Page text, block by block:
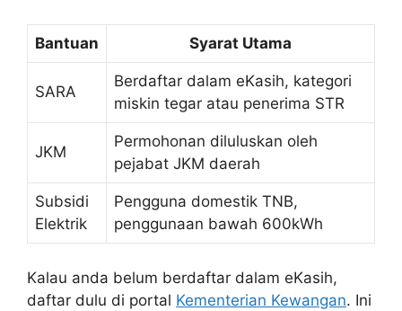
Bantuan Syarat Utama
SARA
Berdaftar dalam eKasih, kategori
miskin tegar atau penerima STR
JKM
Permohonan diluluskan oleh
pejabat JKM daerah
Subsidi
Elektrik
Pengguna domestik TNB,
penggunaan bawah 600kWh
Kalau anda belum berdaftar dalam eKasih,
daftar dulu di portal Kementerian Kewangan. Ini